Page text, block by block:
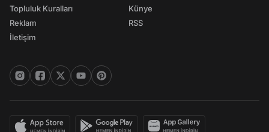
Topluluk Kuralları
Reklam
İletişim
Künye
RSS